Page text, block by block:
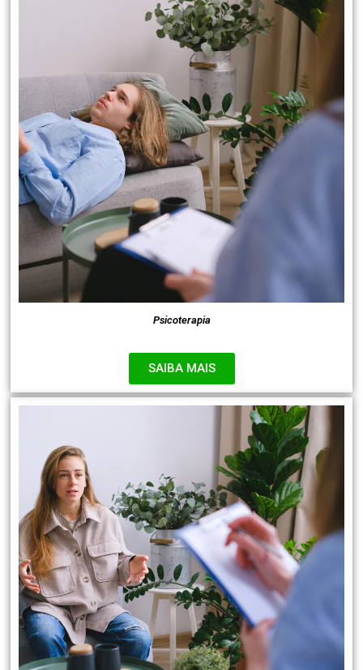
Psicoterapia
SAIBA MAIS